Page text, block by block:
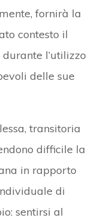
fornirà la
contesto il
l’utilizzo
delle sue
transitoria
difficile la
in rapporto
di
sentirsi al